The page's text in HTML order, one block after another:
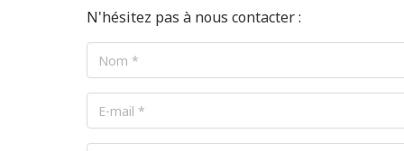
N'hésitez pas à nous contacter :
Nom
E-
mail *